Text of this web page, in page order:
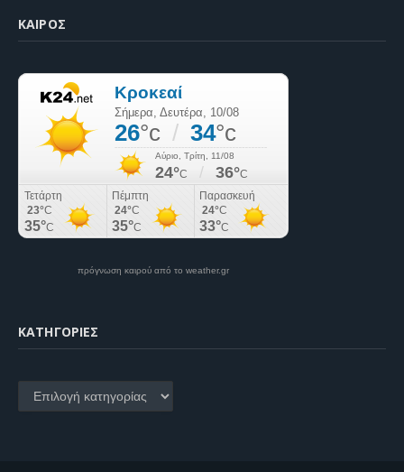
ΚΑΙΡΌΣ
πρόγνωση καιρού από το weather.gr
KΑΤΗΓΟΡΊΕΣ
Kατηγορίες